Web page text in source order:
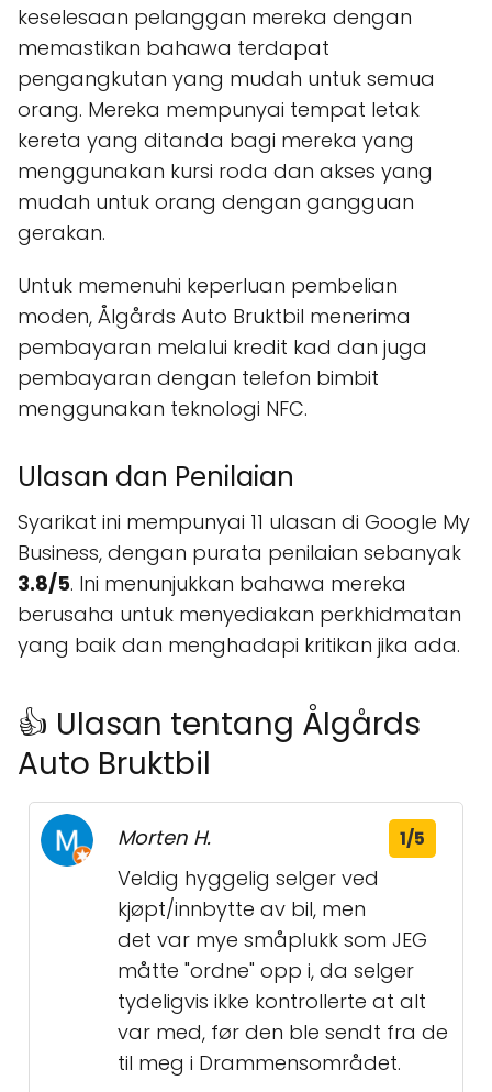
keselesaan pelanggan mereka dengan
memastikan bahawa terdapat
pengangkutan yang mudah untuk semua
orang. Mereka mempunyai tempat letak
kereta yang ditanda bagi mereka yang
menggunakan kursi roda dan akses yang
mudah untuk orang dengan gangguan
gerakan.
Untuk memenuhi keperluan pembelian
moden, Ålgårds Auto Bruktbil menerima
pembayaran melalui kredit kad dan juga
pembayaran dengan telefon bimbit
menggunakan teknologi NFC.
Ulasan dan Penilaian
Syarikat ini mempunyai 11 ulasan di Google My
Business, dengan purata penilaian sebanyak
3.8/5. Ini menunjukkan bahawa mereka
berusaha untuk menyediakan perkhidmatan
yang baik dan menghadapi kritikan jika ada.
👍 Ulasan tentang Ålgårds
Auto Bruktbil
Morten H. 1/5
Veldig hyggelig selger ved
kjøpt/innbytte av bil, men
det var mye småplukk som JEG
måtte "ordne" opp i, da selger
tydeligvis ikke kontrollerte at alt
var med, før den ble sendt fra de
til meg i Drammensområdet.